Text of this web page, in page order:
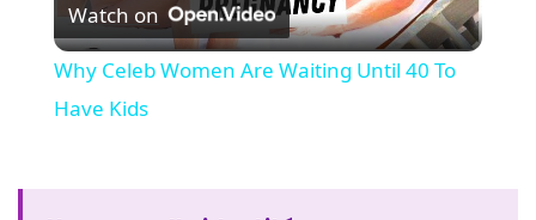
Video
Watch on
Why Celeb Women Are Waiting Until 40 To
Have Kids